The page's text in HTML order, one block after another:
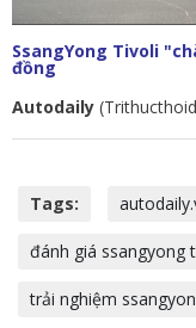
SsangYong Tivoli
đồng
Autodaily
Tags:
đánh giá ssangyong
trải nghiệm